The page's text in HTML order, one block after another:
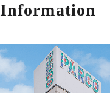
Information